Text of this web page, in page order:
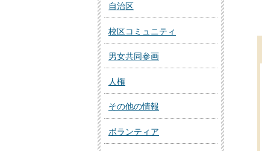
自治区
校区コミュニティ
男女共同参画
人権
その他の情報
ボランティア